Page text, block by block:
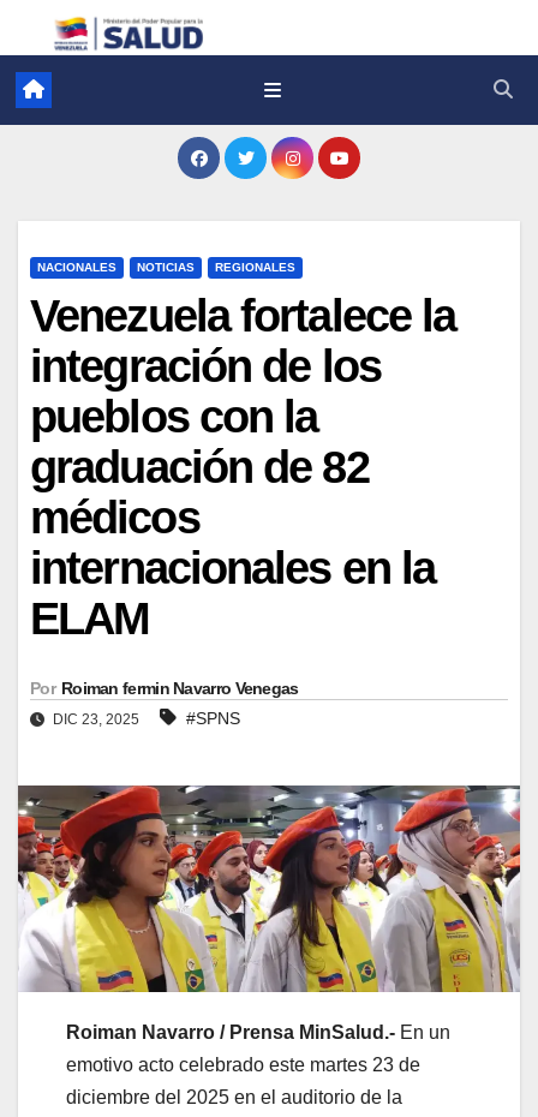
NACIONALES NOTICIAS REGIONALES
Venezuela fortalece la
integración de los
pueblos con la
graduación de 82
médicos
internacionales en la
ELAM
Por Roiman fermin Navarro Venegas
DIC 23, 2025 #SPNS
Roiman Navarro / Prensa MinSalud.- En un
emotivo acto celebrado este martes 23 de
diciembre del 2025 en el auditorio de la